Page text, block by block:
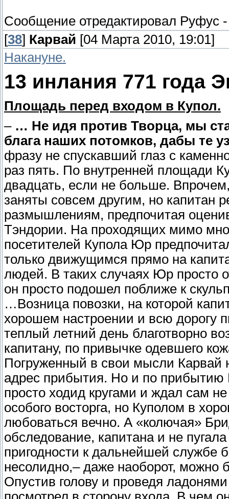
Сообщение отредактировал Руфус
[38] Карвай [04 Марта 2010, 19:01]
Накануне.
13 инлания 771 года
Площадь перед входом в Купол.
– … Не идя против Творца, мы
блага наших потомков, дабы те
фразу не спускавший глаз с
раз пять. По внутренней площади
двадцать, если не больше.
заняты совсем другим, но капитан
размышлениям, предпочитая
Тэндории. На проходящих мимо
посетителей Купола Юр
только движущимся прямо на
людей. В таких случаях Юр просто
он просто подошел поближе к
…Возница повозки, на которой
хорошем настроении и всю дорогу
теплый летний день благотворно
капитану, по привычке одевшего
Погруженный в свои мысли Карвай
адрес прибытия. Но и по
просто ходид кругами и ждал сам
особого восторга, но Куполом в
любоваться вечно. А «колючая»
обследование, капитана и не
пригодности к дальнейшей службе
несолидно,– даже наоборот,
Опустив голову и проведя